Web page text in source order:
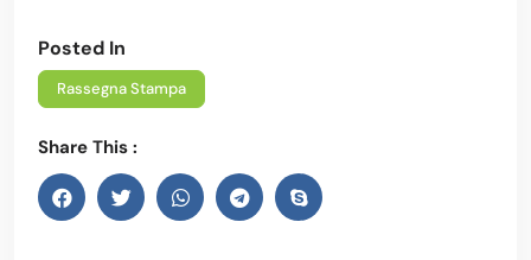
Posted In
Rassegna Stampa
Share This :